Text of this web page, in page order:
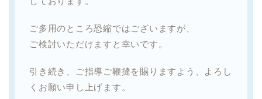
ご多用のところ恐縮ではございますが、
ご検討いただけますと幸いです。
引き続き、ご指導ご鞭撻を賜りますよう、よろし
くお願い申し上げます。